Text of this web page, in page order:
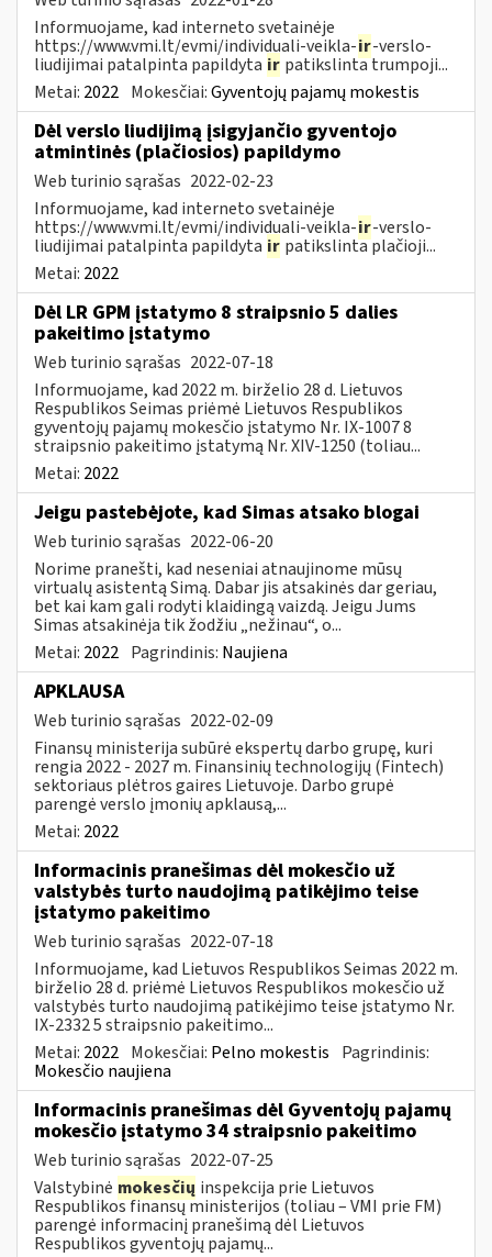
Informuojame, kad interneto svetainėje
https://www.vmi.lt/evmi/individuali-veikla-ir-verslo-
liudijimai patalpinta papildyta ir patikslinta trumpoji...
Metai: 2022 Mokesčiai:Gyventojų pajamų mokestis
Dėl verslo liudijimą įsigyjančio gyventojo
atmintinės (plačiosios) papildymo
Web turinio sąrašas 2022-02-23
Informuojame, kad interneto svetainėje
https://www.vmi.lt/evmi/individuali-veikla-ir-verslo-
liudijimai patalpinta papildyta ir patikslinta plačioji...
Metai: 2022
Dėl LR GPM įstatymo 8 straipsnio 5 dalies
pakeitimo įstatymo
Web turinio sąrašas 2022-07-18
Informuojame, kad 2022 m. birželio 28 d. Lietuvos
Respublikos Seimas priėmė Lietuvos Respublikos
gyventojų pajamų mokesčio įstatymo Nr. IX-1007 8
straipsnio pakeitimo įstatymą Nr. XIV-1250 (toliau...
Metai: 2022
Jeigu pastebėjote, kad Simas atsako blogai
Web turinio sąrašas 2022-06-20
Norime pranešti, kad neseniai atnaujinome mūsų
virtualų asistentą Simą. Dabar jis atsakinės dar geriau,
bet kai kam gali rodyti klaidingą vaizdą. Jeigu Jums
Simas atsakinėja tik žodžiu „nežinau“, o...
Metai: 2022 Pagrindinis: Naujiena
APKLAUSA
Web turinio sąrašas 2022-02-09
Finansų ministerija subūrė ekspertų darbo grupę, kuri
rengia 2022 - 2027 m. Finansinių technologijų (Fintech)
sektoriaus plėtros gaires Lietuvoje. Darbo grupė
parengė verslo įmonių apklausą,...
Metai: 2022
Informacinis pranešimas dėl mokesčio už
valstybės turto naudojimą patikėjimo teise
įstatymo pakeitimo
Web turinio sąrašas 2022-07-18
Informuojame, kad Lietuvos Respublikos Seimas 2022 m.
birželio 28 d. priėmė Lietuvos Respublikos mokesčio už
valstybės turto naudojimą patikėjimo teise įstatymo Nr.
IX-2332 5 straipsnio pakeitimo...
Metai: 2022 Mokesčiai: Pelno mokestis Pagrindinis:
Mokesčio naujiena
Informacinis pranešimas dėl Gyventojų pajamų
mokesčio įstatymo 34 straipsnio pakeitimo
Web turinio sąrašas 2022-07-25
Valstybinė mokesčių inspekcija prie Lietuvos
Respublikos finansų ministerijos (toliau – VMI prie FM)
parengė informacinį pranešimą dėl Lietuvos
Respublikos gyventojų pajamų...